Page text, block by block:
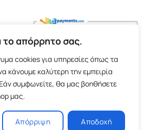
το απόρρητο σας.
cookies για υπηρεσίες όπως τα
κάνουμε καλύτερη την εμπειρία
συμφωνείτε, θα μας βοηθήσετε
μας.
Απόρριψη Αποδοχή
Οίκος Α.Α. Λιβάνη| All rights
reserved.
| Τ:2103661200- F: 2103617791
Managed Hosting by